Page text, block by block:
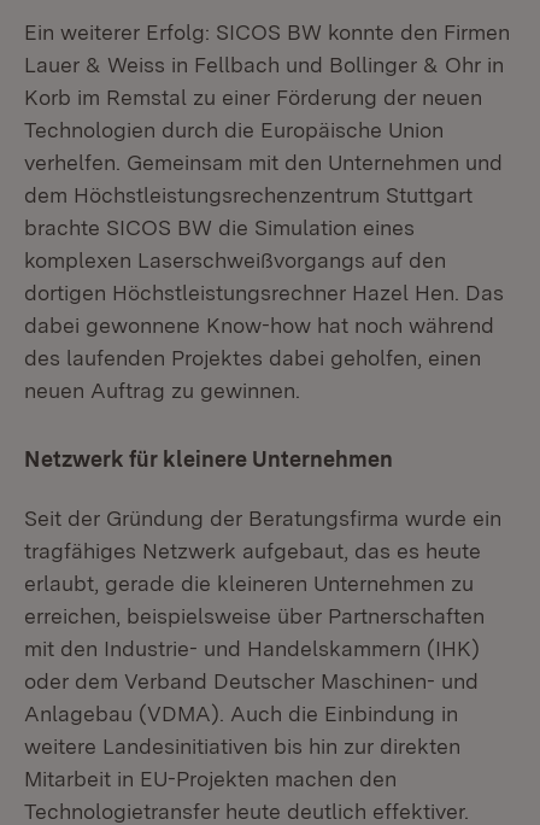
Ein weiterer Erfolg: SICOS BW konnte den Firmen
Lauer & Weiss in Fellbach und Bollinger & Ohr in
Korb im Remstal zu einer Förderung der neuen
Technologien durch die Europäische Union
verhelfen. Gemeinsam mit den Unternehmen und
dem Höchstleistungsrechenzentrum Stuttgart
brachte SICOS BW die Simulation eines
komplexen Laserschweißvorgangs auf den
dortigen Höchstleistungsrechner Hazel Hen. Das
dabei gewonnene Know-how hat noch während
des laufenden Projektes dabei geholfen, einen
neuen Auftrag zu gewinnen.
Netzwerk für kleinere Unternehmen
Seit der Gründung der Beratungsfirma wurde ein
tragfähiges Netzwerk aufgebaut, das es heute
erlaubt, gerade die kleineren Unternehmen zu
erreichen, beispielsweise über Partnerschaften
mit den Industrie- und Handelskammern (IHK)
oder dem Verband Deutscher Maschinen- und
Anlagebau (VDMA). Auch die Einbindung in
weitere Landesinitiativen bis hin zur direkten
Mitarbeit in EU-Projekten machen den
Technologietransfer heute deutlich effektiver.